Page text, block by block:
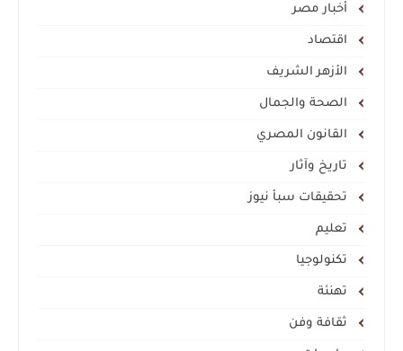
أخبار مصر
اقتصاد
الأزهر الشريف
الصحة والجمال
القانون المصري
تاريخ وآثار
تحقيقات سبأ نيوز
تعليم
تكنولوجيا
تهنئة
ثقافة وفن